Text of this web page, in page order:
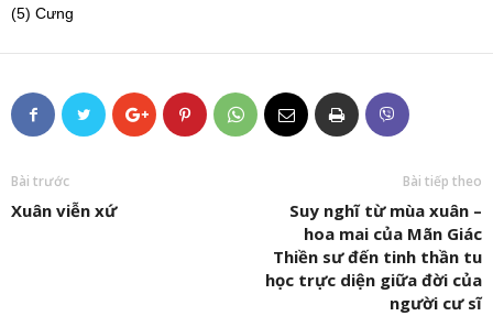
(5) Cưng
Bài trước
Xuân viễn xứ
Bài tiếp theo
Suy nghĩ từ mùa xuân –
hoa mai của Mãn Giác
Thiền sư đến tinh thần tu
học trực diện giữa đời của
người cư sĩ